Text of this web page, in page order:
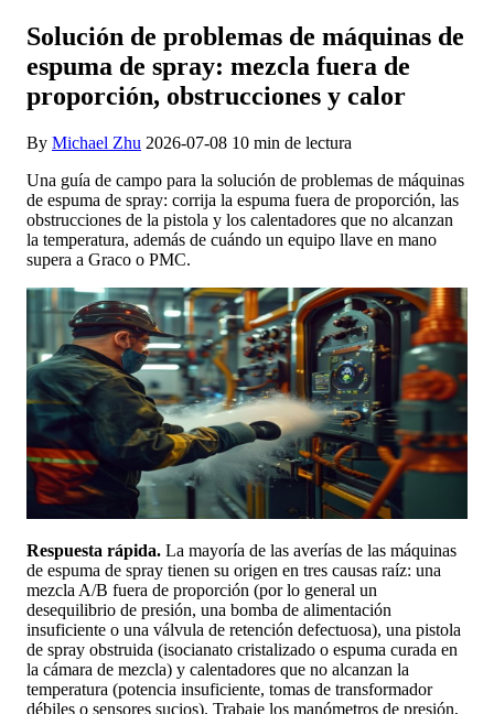
Solución de problemas de máquinas de
espuma de spray: mezcla fuera de
proporción, obstrucciones y calor
By Michael Zhu 2026-07-08 10 min de lectura
Una guía de campo para la solución de problemas de máquinas
de espuma de spray: corrija la espuma fuera de proporción, las
obstrucciones de la pistola y los calentadores que no alcanzan
la temperatura, además de cuándo un equipo llave en mano
supera a Graco o PMC.
Respuesta rápida. La mayoría de las averías de las máquinas
de espuma de spray tienen su origen en tres causas raíz: una
mezcla A/B fuera de proporción (por lo general un
desequilibrio de presión, una bomba de alimentación
insuficiente o una válvula de retención defectuosa), una pistola
de spray obstruida (isocianato cristalizado o espuma curada en
la cámara de mezcla) y calentadores que no alcanzan la
temperatura (potencia insuficiente, tomas de transformador
débiles o sensores sucios). Trabaje los manómetros de presión,